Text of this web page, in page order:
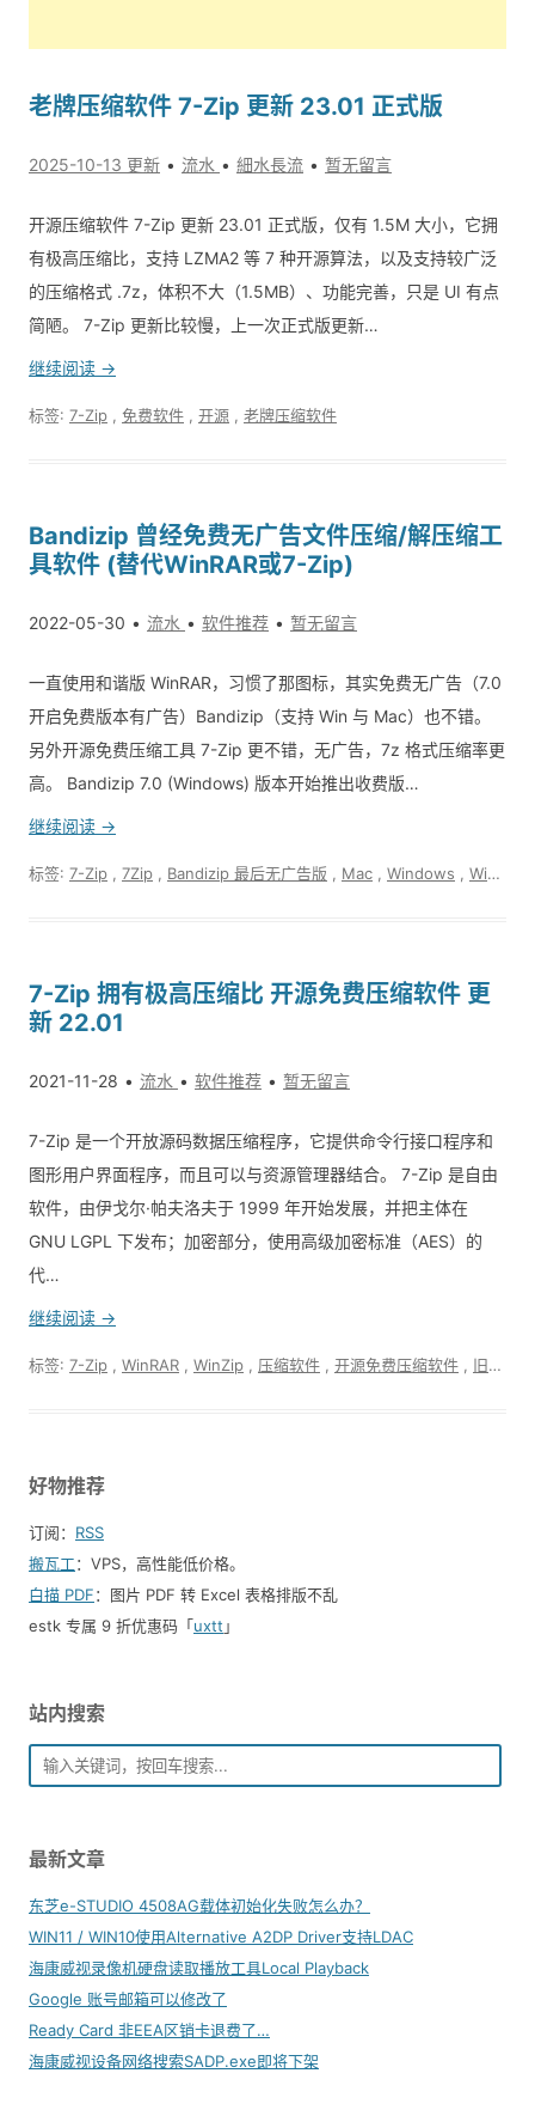
老牌压缩软件 7-Zip 更新 23.01 正式版
2025-10-13 更新 流水 細水長流 暂无留言
开源压缩软件 7-Zip 更新 23.01 正式版，仅有 1.5M 大小，它拥
有极高压缩比，支持 LZMA2 等 7 种开源算法，以及支持较广泛
的压缩格式 .7z，体积不大（1.5MB）、功能完善，只是 UI 有点
简陋。 7-Zip 更新比较慢，上一次正式版更新…
继续阅读 →
标签: 7-Zip 免费软件 开源 老牌压缩软件
Bandizip 曾经免费无广告文件压缩/解压缩工
具软件 (替代WinRAR或7-Zip)
2022-05-30 流水 软件推荐 暂无留言
一直使用和谐版 WinRAR，习惯了那图标，其实免费无广告（7.0
开启免费版本有广告）Bandizip（支持 Win 与 Mac）也不错。
另外开源免费压缩工具 7-Zip 更不错，无广告，7z 格式压缩率更
高。 Bandizip 7.0 (Windows) 版本开始推出收费版…
继续阅读 →
标签: 7-Zip 7Zip Bandizip 最后无广告版 Mac Windows WinRAR
7-Zip 拥有极高压缩比 开源免费压缩软件 更
新 22.01
2021-11-28 流水 软件推荐 暂无留言
7-Zip 是一个开放源码数据压缩程序，它提供命令行接口程序和
图形用户界面程序，而且可以与资源管理器结合。 7-Zip 是自由
软件，由伊戈尔·帕夫洛夫于 1999 年开始发展，并把主体在
GNU LGPL 下发布；加密部分，使用高级加密标准（AES）的
代…
继续阅读 →
标签: 7-Zip WinRAR WinZip 压缩软件 开源免费压缩软件 旧版本软件备份
好物推荐
订阅： RSS
搬瓦工：VPS，高性能低价格。️
白描 PDF：图片 PDF 转 Excel 表格排版不乱
estk 专属 9 折优惠码「uxtt 」
站内搜索
最新文章
东芝e-STUDIO 4508AG载体初始化失败怎么办？
WIN11 / WIN10使用Alternative A2DP Driver支持LDAC
海康威视录像机硬盘读取播放工具Local Playback
Google 账号邮箱可以修改了
Ready Card 非EEA区销卡退费了…
海康威视设备网络搜索SADP.exe即将下架